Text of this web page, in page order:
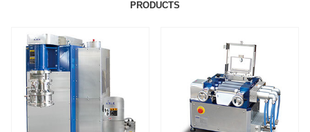
PRODUCTS